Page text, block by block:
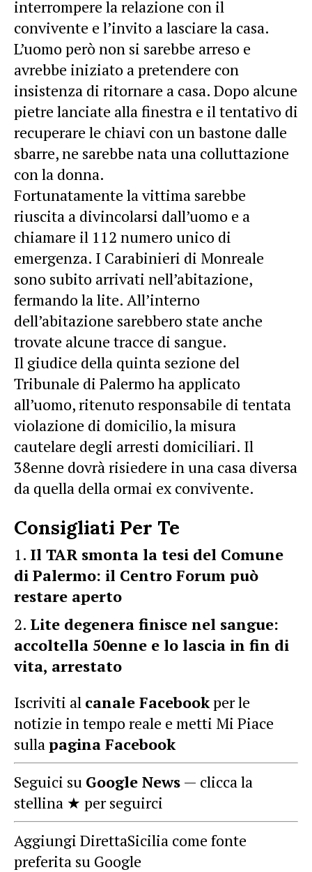
interrompere la relazione con il
convivente e l’invito a lasciare la casa.
L’uomo però non si sarebbe arreso e
avrebbe iniziato a pretendere con
insistenza di ritornare a casa. Dopo alcune
pietre lanciate alla finestra e il tentativo di
recuperare le chiavi con un bastone dalle
sbarre, ne sarebbe nata una colluttazione
con la donna.
Fortunatamente la vittima sarebbe
riuscita a divincolarsi dall’uomo e a
chiamare il 112 numero unico di
emergenza. I Carabinieri di Monreale
sono subito arrivati nell’abitazione,
fermando la lite. All’interno
dell’abitazione sarebbero state anche
trovate alcune tracce di sangue.
Il giudice della quinta sezione del
Tribunale di Palermo ha applicato
all’uomo, ritenuto responsabile di tentata
violazione di domicilio, la misura
cautelare degli arresti domiciliari. Il
38enne dovrà risiedere in una casa diversa
da quella della ormai ex convivente.
Consigliati Per Te
Il TAR smonta la tesi del Comune
di Palermo: il Centro Forum può
restare aperto
Lite degenera finisce nel sangue:
accoltella 50enne e lo lascia in fin di
vita, arrestato
Iscriviti al canale Facebookper le
notizie in tempo reale e metti Mi Piace
sullapagina Facebook
Seguici su Google News — clicca la
stellina ★ per seguirci
Aggiungi DirettaSicilia come fonte
preferita su Google